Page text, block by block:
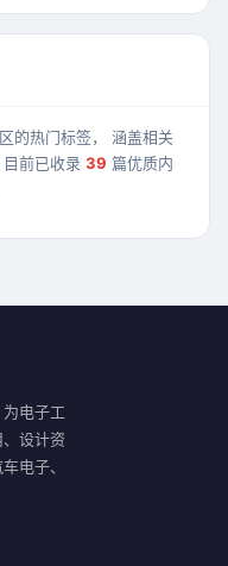
的热门标签， 涵盖相关
前已收录 39 篇优质内
电子工
设计资
电子、